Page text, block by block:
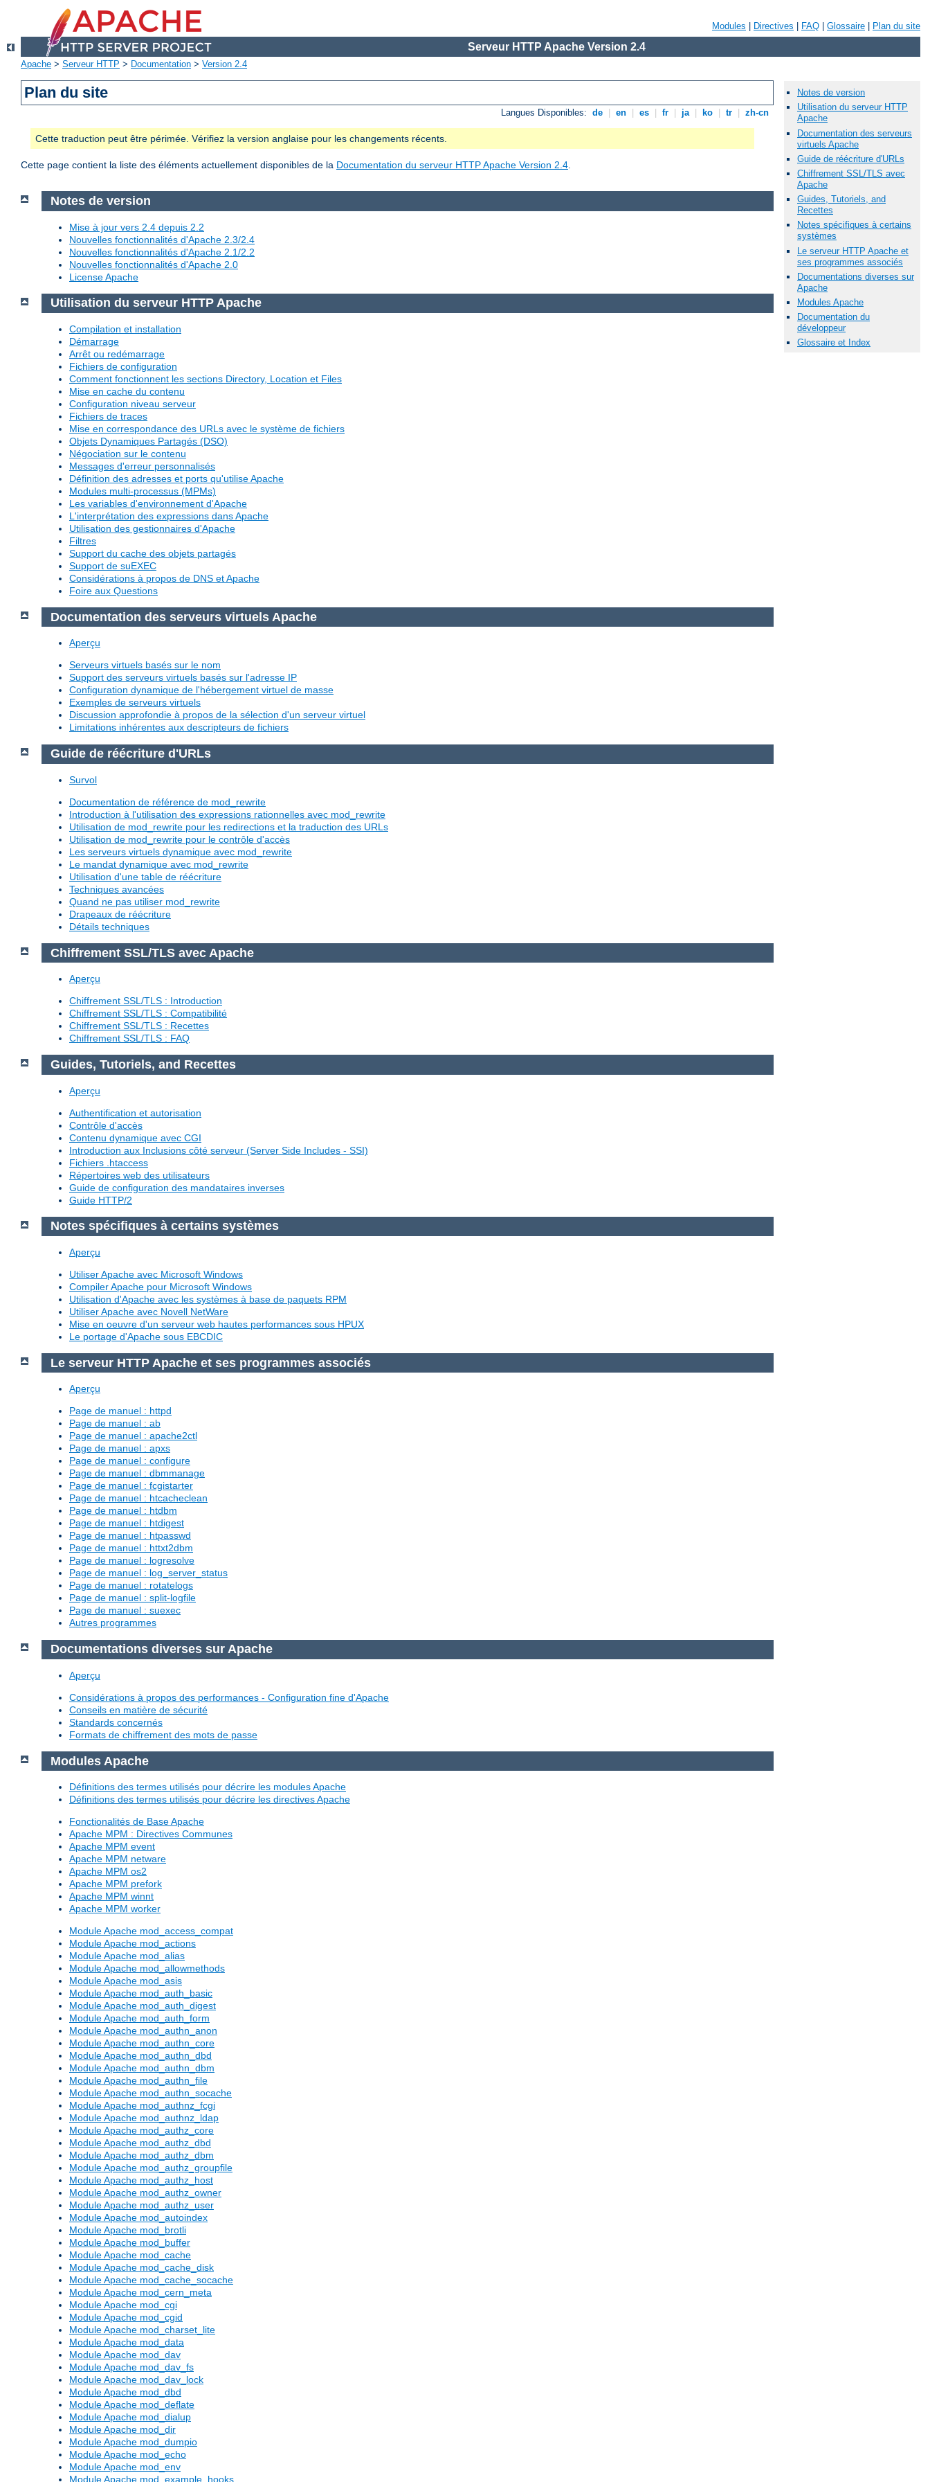
Modules Directives FAQ Glossaire Plan du site
Serveur HTTP Apache Version 2.4
Apache > Serveur HTTP > Documentation > Version 2.4
Plan du site
Langues Disponibles: de en es fr ja ko tr zh-cn
Cette traduction peut être périmée. Vérifiez la version anglaise pour les changements récents.
Cette page contient la liste des éléments actuellement disponibles de la Documentation du serveur HTTP Apache Version 2.4.
Notes de version
Utilisation du serveur HTTP
Apache
Documentation des serveurs
virtuels Apache
Guide de réécriture d'URLs
Chiffrement SSL/TLS avec
Apache
Guides, Tutoriels, and
Recettes
Notes spécifiques à certains
systèmes
Le serveur HTTP Apache et
ses programmes associés
Documentations diverses sur
Apache
Modules Apache
Documentation du
développeur
Glossaire et Index
Notes de version
Mise à jour vers 2.4 depuis 2.2
Nouvelles fonctionnalités d'Apache 2.3/2.4
Nouvelles fonctionnalités d'Apache 2.1/2.2
Nouvelles fonctionnalités d'Apache 2.0
License Apache
Utilisation du serveur HTTP Apache
Compilation et installation
Démarrage
Arrêt ou redémarrage
Fichiers de configuration
Comment fonctionnent les sections Directory, Location et Files
Mise en cache du contenu
Configuration niveau serveur
Fichiers de traces
Mise en correspondance des URLs avec le système de fichiers
Objets Dynamiques Partagés (DSO)
Négociation sur le contenu
Messages d'erreur personnalisés
Définition des adresses et ports qu'utilise Apache
Modules multi-processus (MPMs)
Les variables d'environnement d'Apache
L'interprétation des expressions dans Apache
Utilisation des gestionnaires d'Apache
Filtres
Support du cache des objets partagés
Support de suEXEC
Considérations à propos de DNS et Apache
Foire aux Questions
Documentation des serveurs virtuels Apache
Aperçu
Serveurs virtuels basés sur le nom
Support des serveurs virtuels basés sur l'adresse IP
Configuration dynamique de l'hébergement virtuel de masse
Exemples de serveurs virtuels
Discussion approfondie à propos de la sélection d'un serveur virtuel
Limitations inhérentes aux descripteurs de fichiers
Guide de réécriture d'URLs
Survol
Documentation de référence de mod_rewrite
Introduction à l'utilisation des expressions rationnelles avec mod_rewrite
Utilisation de mod_rewrite pour les redirections et la traduction des URLs
Utilisation de mod_rewrite pour le contrôle d'accès
Les serveurs virtuels dynamique avec mod_rewrite
Le mandat dynamique avec mod_rewrite
Utilisation d'une table de réécriture
Techniques avancées
Quand ne pas utiliser mod_rewrite
Drapeaux de réécriture
Détails techniques
Chiffrement SSL/TLS avec Apache
Aperçu
Chiffrement SSL/TLS : Introduction
Chiffrement SSL/TLS : Compatibilité
Chiffrement SSL/TLS : Recettes
Chiffrement SSL/TLS : FAQ
Guides, Tutoriels, and Recettes
Aperçu
Authentification et autorisation
Contrôle d'accès
Contenu dynamique avec CGI
Introduction aux Inclusions côté serveur (Server Side Includes - SSI)
Fichiers .htaccess
Répertoires web des utilisateurs
Guide de configuration des mandataires inverses
Guide HTTP/2
Notes spécifiques à certains systèmes
Aperçu
Utiliser Apache avec Microsoft Windows
Compiler Apache pour Microsoft Windows
Utilisation d'Apache avec les systèmes à base de paquets RPM
Utiliser Apache avec Novell NetWare
Mise en oeuvre d'un serveur web hautes performances sous HPUX
Le portage d'Apache sous EBCDIC
Le serveur HTTP Apache et ses programmes associés
Aperçu
Page de manuel : httpd
Page de manuel : ab
Page de manuel : apache2ctl
Page de manuel : apxs
Page de manuel : configure
Page de manuel : dbmmanage
Page de manuel : fcgistarter
Page de manuel : htcacheclean
Page de manuel : htdbm
Page de manuel : htdigest
Page de manuel : htpasswd
Page de manuel : httxt2dbm
Page de manuel : logresolve
Page de manuel : log_server_status
Page de manuel : rotatelogs
Page de manuel : split-logfile
Page de manuel : suexec
Autres programmes
Documentations diverses sur Apache
Aperçu
Considérations à propos des performances - Configuration fine d'Apache
Conseils en matière de sécurité
Standards concernés
Formats de chiffrement des mots de passe
Modules Apache
Définitions des termes utilisés pour décrire les modules Apache
Définitions des termes utilisés pour décrire les directives Apache
Fonctionalités de Base Apache
Apache MPM : Directives Communes
Apache MPM event
Apache MPM netware
Apache MPM os2
Apache MPM prefork
Apache MPM winnt
Apache MPM worker
Module Apache mod_access_compat
Module Apache mod_actions
Module Apache mod_alias
Module Apache mod_allowmethods
Module Apache mod_asis
Module Apache mod_auth_basic
Module Apache mod_auth_digest
Module Apache mod_auth_form
Module Apache mod_authn_anon
Module Apache mod_authn_core
Module Apache mod_authn_dbd
Module Apache mod_authn_dbm
Module Apache mod_authn_file
Module Apache mod_authn_socache
Module Apache mod_authnz_fcgi
Module Apache mod_authnz_ldap
Module Apache mod_authz_core
Module Apache mod_authz_dbd
Module Apache mod_authz_dbm
Module Apache mod_authz_groupfile
Module Apache mod_authz_host
Module Apache mod_authz_owner
Module Apache mod_authz_user
Module Apache mod_autoindex
Module Apache mod_brotli
Module Apache mod_buffer
Module Apache mod_cache
Module Apache mod_cache_disk
Module Apache mod_cache_socache
Module Apache mod_cern_meta
Module Apache mod_cgi
Module Apache mod_cgid
Module Apache mod_charset_lite
Module Apache mod_data
Module Apache mod_dav
Module Apache mod_dav_fs
Module Apache mod_dav_lock
Module Apache mod_dbd
Module Apache mod_deflate
Module Apache mod_dialup
Module Apache mod_dir
Module Apache mod_dumpio
Module Apache mod_echo
Module Apache mod_env
Module Apache mod_example_hooks